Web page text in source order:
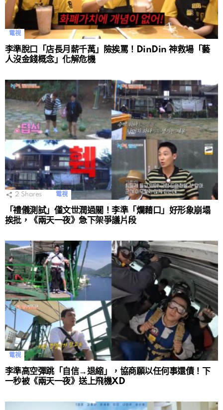
電視
李準脫口「店長月薪千萬」險挨罵！DinDin 神救場「藝
人沒金錢概念」化解危機
2 Shares 電視
「禮儀測試」僅文世潤過關！李準「爛藉口」好形象崩塌
挨批，《兩天一夜》急下架爭議片段
電視
李準高空彈跳「自信→退縮」，協商願以任何事還債！下
一秒被《兩天一夜》送上飛機XD